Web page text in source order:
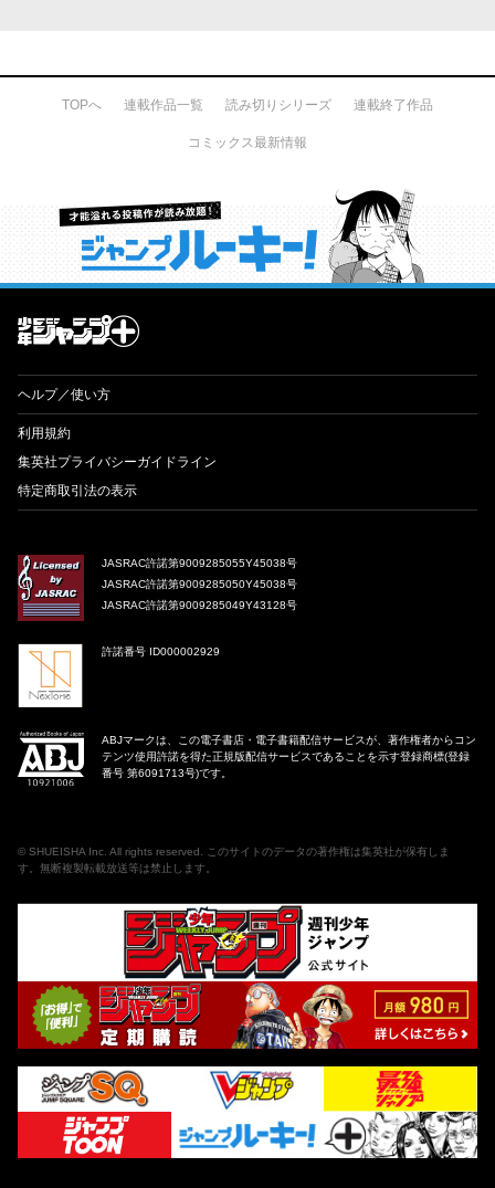
TOPへ 連載作品一覧 読み切りシリーズ 連載終了作品
コミックス最新情報
才能溢れる投稿作が読み放題！ ジャンプルーキー！
ヘルプ／使い方
利用規約
集英社プライバシーガイドライン
特定商取引法の表示
JASRAC許諾第9009285055Y45038号
JASRAC許諾第9009285050Y45038号
JASRAC許諾第9009285049Y43128号
許諾番号 ID000002929
ABJマークは、この電子書店・電子書籍配信サービスが、著作権者からコン
テンツ使用許諾を得た正規版配信サービスであることを示す登録商標(登録
番号 第6091713号)です。
© SHUEISHA Inc. All rights reserved. このサイトのデータの著作権は集英社が保有しま
す。無断複製転載放送等は禁止します。